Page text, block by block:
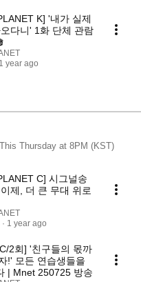
K] '내가 실제
다니' 1화 단체 관람
1 year ago
Thursday at 8PM (KST)
C] 시그널송
제, 더 큰 무대 위로
1 year ago
2회] '친구들의 몫까
!' 모든 연습생들을
| Mnet 250725 방송